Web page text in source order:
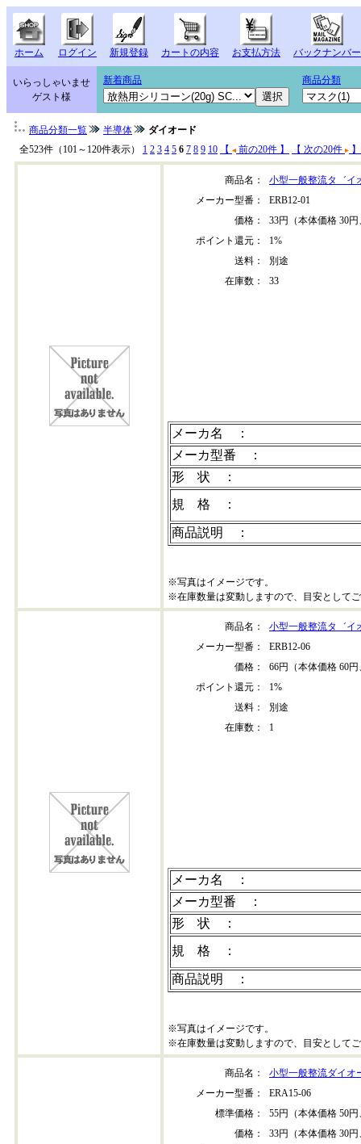
ホーム ログイン 新規登録 カートの内容 お支払方法 バックナンバー
いらっしゃいませ
ゲスト様
新着商品 商品分類
商品分類一覧 半導体
ダイオード
全523件（101～120件表示） 1 2 3 4 5 6 7 8 9 10 【 前の20件 】 【 次の20件 】
商品名：
小型一般整流タ゛イ
メーカー型番：
ERB12-01
価格：
33円（本体価格 30
ポイント還元：
1%
送料：
別途
在庫数：
33
メーカ名 ：
メーカ型番 ：
形 状 ：
規 格 ：
商品説明 ：
※写真はイメージです。
※在庫数量は変動しますので、目安として
商品名：
小型一般整流タ゛イ
メーカー型番：
ERB12-06
価格：
66円（本体価格 60
ポイント還元：
1%
送料：
別途
在庫数：
1
メーカ名 ：
メーカ型番 ：
形 状 ：
規 格 ：
商品説明 ：
※写真はイメージです。
※在庫数量は変動しますので、目安として
商品名：
小型一般整流ダイオ
メーカー型番：
ERA15-06
標準価格：
55円（本体価格 50
価格：
33円（本体価格 30